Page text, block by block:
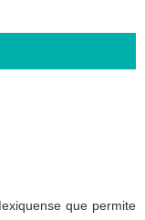
que permite